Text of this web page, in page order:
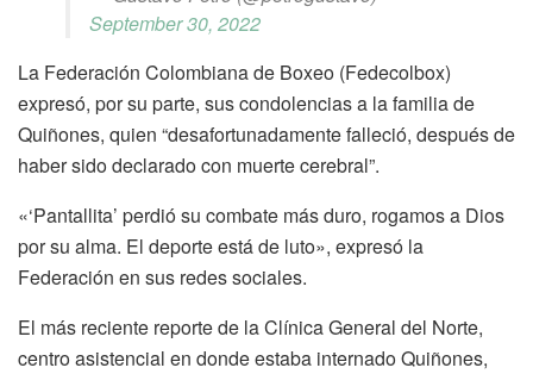
September 30, 2022
La Federación Colombiana de Boxeo (Fedecolbox)
expresó, por su parte, sus condolencias a la familia de
Quiñones, quien “desafortunadamente falleció, después de
haber sido declarado con muerte cerebral”.
«‘Pantallita’ perdió su combate más duro, rogamos a Dios
por su alma. El deporte está de luto», expresó la
Federación en sus redes sociales.
El más reciente reporte de la Clínica General del Norte,
centro asistencial en donde estaba internado Quiñones,